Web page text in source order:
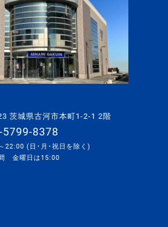
茨城県古河市本町1-2-1 2階
5799-8378
22:00 (日･月･祝日を除く)
金曜日は15:00